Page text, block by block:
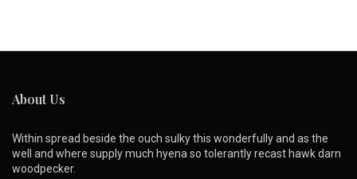
About Us
Within spread beside the ouch sulky this wonderfully and as the
well and where supply much hyena so tolerantly recast hawk darn
woodpecker.